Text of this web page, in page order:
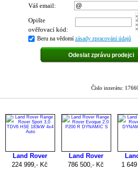
Váš email:
Opište
ověřovací kód:
Beru na vědomí zásady zpracování údajů
Číslo inzerátu: